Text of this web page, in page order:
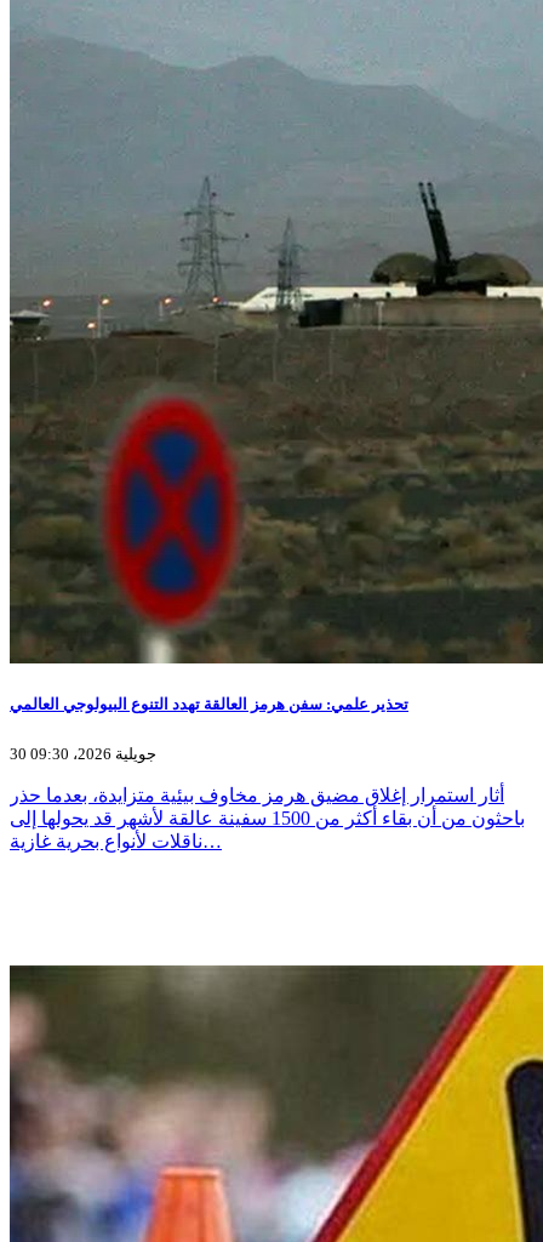
تحذير علمي: سفن هرمز العالقة تهدد التنوع البيولوجي العالمي
30 جويلية 2026، 09:30
أثار استمرار إغلاق مضيق هرمز مخاوف بيئية متزايدة، بعدما حذر
باحثون من أن بقاء أكثر من 1500 سفينة عالقة لأشهر قد يحولها إلى
ناقلات لأنواع بحرية غازية…